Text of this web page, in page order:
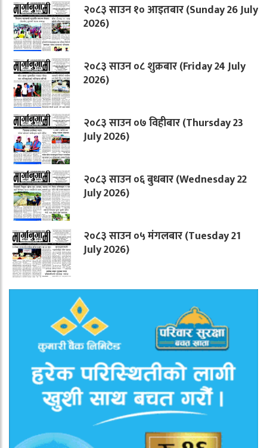
२०८३ साउन १० आइतबार (Sunday 26 July
2026)
२०८३ साउन ०८ शुक्रबार (Friday 24 July
2026)
२०८३ साउन ०७ विहीबार (Thursday 23
July 2026)
२०८३ साउन ०६ बुधबार (Wednesday 22
July 2026)
२०८३ साउन ०५ मंगलबार (Tuesday 21
July 2026)